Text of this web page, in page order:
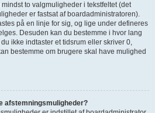
to valgmuligheder i tekstfeltet (det
er fastsat af boardadministratoren).
på en linje for sig, og lige under defineres
Desuden kan du bestemme i hvor lang
ikke indtaster et tidsrum eller skriver 0,
bestemme om brugere skal have mulighed
afstemningsmuligheder?